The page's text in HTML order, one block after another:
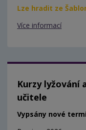
Lze hradit ze
Více informací
Kurzy lyžování
učitele
Vypsány nové